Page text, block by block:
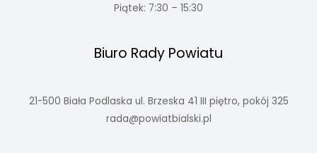
Piątek: 7:30 – 15:30
Biuro Rady Powiatu
21-500 Biała Podlaska ul. Brzeska 41 III piętro, pokój 325
rada@powiatbialski.pl